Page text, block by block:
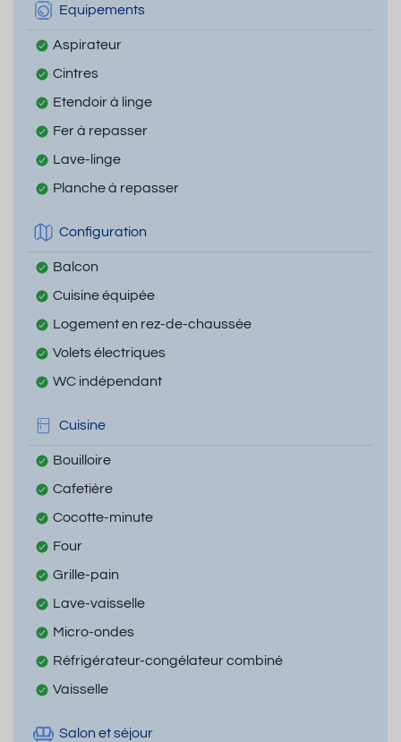
Equipements
Aspirateur
Cintres
Etendoir à linge
Fer à repasser
Lave-linge
Planche à repasser
Configuration
Balcon
Cuisine équipée
Logement en rez-de-chaussée
Volets électriques
WC indépendant
Cuisine
Bouilloire
Cafetière
Cocotte-minute
Four
Grille-pain
Lave-vaisselle
Micro-ondes
Réfrigérateur-congélateur combiné
Vaisselle
Salon et séjour